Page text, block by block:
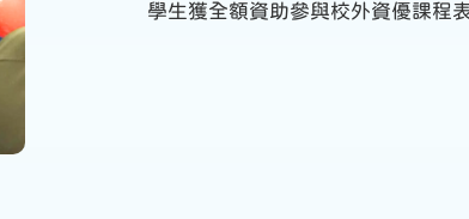
學生獲全額資助參與校外資優課程